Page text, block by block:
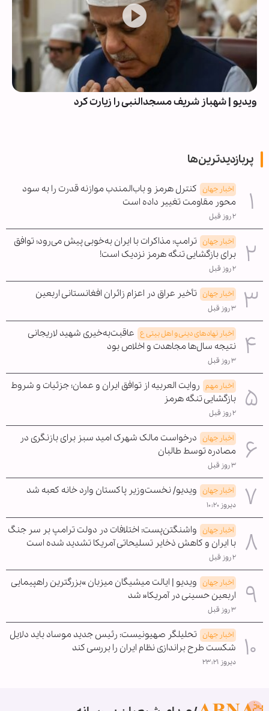
ویدیو | شهباز شریف مسجدالنبی را زیارت کرد
پربازدیدترین‌ها
اخبار جهان کنترل هرمز و باب‌المندب موازنه قدرت را به سود
محور مقاومت تغییر داده است
۲ روز قبل
اخبار جهان ترامپ: مذاکرات با ایران به‌خوبی پیش می‌رود؛ توافق
برای بازگشایی تنگه هرمز نزدیک است!
۲ روز قبل
اخبار جهان تأخیر عراق در اعزام زائران افغانستانی اربعین
۳ روز قبل
اخبار نهادهای دینی و اهل بیتی ع عاقبت‌به‌خیری شهید لاریجانی
نتیجه سال‌ها مجاهدت و اخلاص بود
۳ روز قبل
اخبار مهم روایت العربیه از توافق ایران و عمان؛ جزئیات و شروط
بازگشایی تنگه هرمز
۲ روز قبل
اخبار جهان درخواست مالک شهرک امید سبز برای بازنگری در
مصادره توسط طالبان
۳ روز قبل
اخبار جهان ویدیو/ نخست‌وزیر پاکستان وارد خانه کعبه شد
دیروز ۱۰:۲۰
اخبار جهان واشنگتن‌پست: اختلافات در دولت ترامپ بر سر جنگ
با ایران و کاهش ذخایر تسلیحاتی آمریکا تشدید شده است
۲ روز قبل
اخبار جهان ویدیو | ایالت میشیگان میزبان »بزرگترین راهپیمایی
اربعین حسینی در آمریکا« شد
۳ روز قبل
اخبار جهان تحلیلگر صهیونیست: رئیس جدید موساد باید دلایل
شکست طرح براندازی نظام ایران را بررسی کند
دیروز ۲۳:۲۱